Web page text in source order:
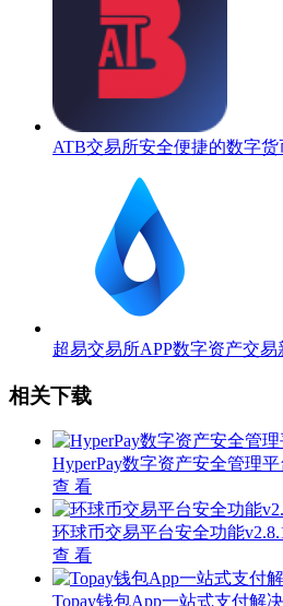
ATB交易所安全便捷的数字货
超易交易所APP数字资产交易
相关下载
HyperPay数字资产安全管理平
查 看
环球币交易平台安全功能
查 看
Topay钱包App一站式支付解